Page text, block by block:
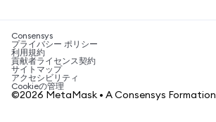
SHIBの購入
BNBの購入
税制関連ニュース
暗号資産の購入方法は？
ビットコインを売るには？
Consensys
プライバシー ポリシー
利用規約
貢献者ライセンス契約
サイトマップ
アクセシビリティ
Cookieの管理
©2026 MetaMask • A Consensys Formation